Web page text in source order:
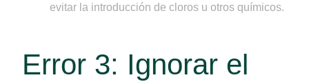
evitar la introducción de cloros u otros químicos.
Error 3: Ignorar el